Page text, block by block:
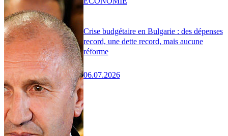
Crise budgétaire en Bulgarie : des dépenses
record, une dette record, mais aucune
réforme
06.07.2026